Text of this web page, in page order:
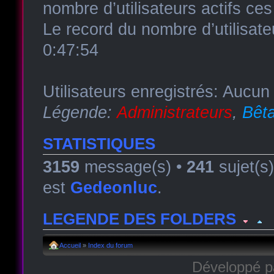
nombre d’utilisateurs actifs
Le record du nombre
0:47:54
Utilisateurs enregistrés:
Légende:Administrateurs,
STATISTIQUES
3159 message(s) • 241
est Gedeonluc.
LEGENDE DES FOLDERS
Forum avec sous-
Accueil » Index du forum
Développé